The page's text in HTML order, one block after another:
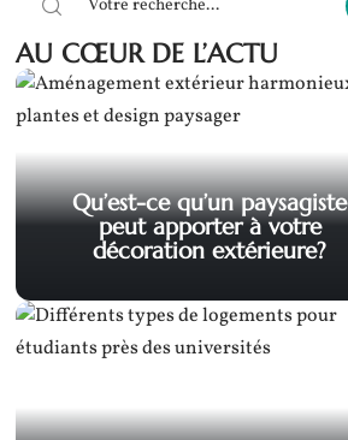
AU CŒUR DE L’ACTU
Qu’est-ce qu’un paysagiste
peut apporter à votre
décoration extérieure?